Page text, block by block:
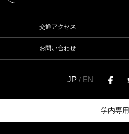
交通アクセス
お問い合わせ
JP / EN
学内専用